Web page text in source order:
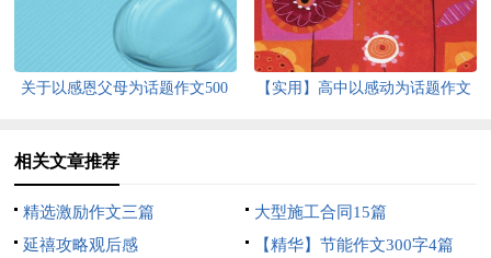
关于以感恩父母为话题作文500
【实用】高中以感动为话题作文
相关文章推荐
精选激励作文三篇
大型施工合同15篇
延禧攻略观后感
【精华】节能作文300字4篇